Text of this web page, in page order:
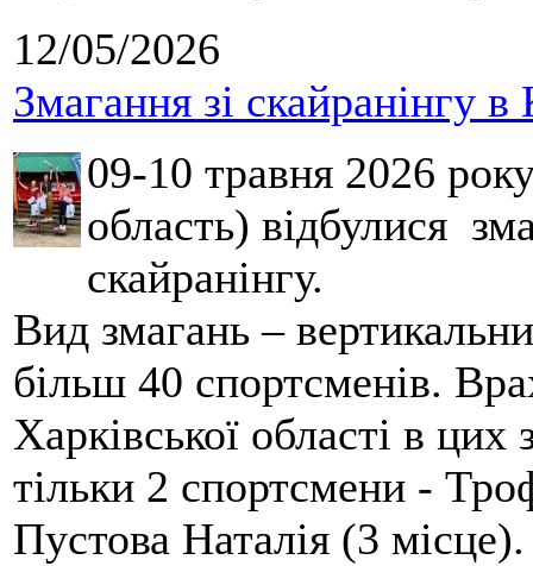
12/05/2026
Змагання зі скайранінгу в
09-10 травня 2026
область) відбулися
скайранінгу.
Вид змагань –
більш 40 спортсменів.
Харківської області в
тільки 2 спортсмени -
Пустова Наталія (3 місце).